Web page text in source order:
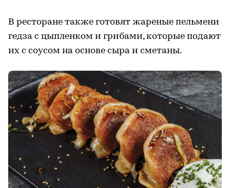
В ресторане также готовят жареные пельмени
гедза с цыпленком и грибами, которые подают
их с соусом на основе сыра и сметаны.